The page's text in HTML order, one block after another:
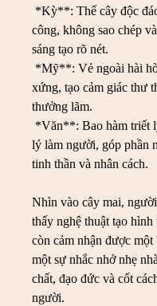
*Kỳ**: Thế cây độc
công, không sao chép
sáng tạo rõ nét.
*Mỹ**: Vẻ ngoài hài
xứng, tạo cảm giác thư
thưởng lãm.
*Văn**: Bao hàm triết
lý làm người, góp phần
tinh thần và nhân cách.
Nhìn vào cây mai,
thấy nghệ thuật tạo hình
còn cảm nhận được một
một sự nhắc nhở nhẹ
chất, đạo đức và cốt
người.